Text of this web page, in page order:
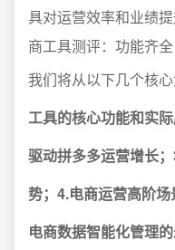
具对运营效率和业绩
商工具测评：功能齐
我们将从以下几个核心
工具的核心功能和实
驱动拼多多运营增长
势；4.电商运营高阶
电商数据智能化管理的